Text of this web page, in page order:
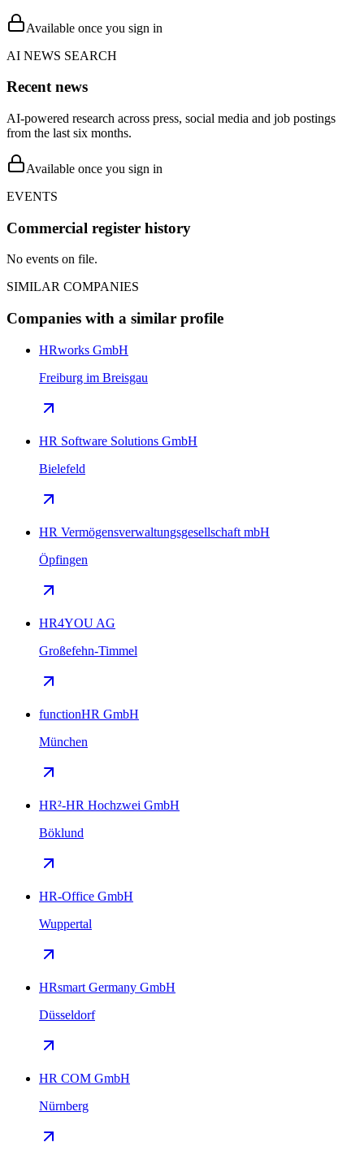
Available once you sign in
AI NEWS SEARCH
Recent news
AI-powered research across press, social media and job postings
from the last six months.
Available once you sign in
EVENTS
Commercial register history
No events on file.
SIMILAR COMPANIES
Companies with a similar profile
HRworks GmbH
Freiburg im Breisgau
HR Software Solutions GmbH
Bielefeld
HR Vermögensverwaltungsgesellschaft mbH
Öpfingen
HR4YOU AG
Großefehn-Timmel
functionHR GmbH
München
HR²-HR Hochzwei GmbH
Böklund
HR-Office GmbH
Wuppertal
HRsmart Germany GmbH
Düsseldorf
HR COM GmbH
Nürnberg